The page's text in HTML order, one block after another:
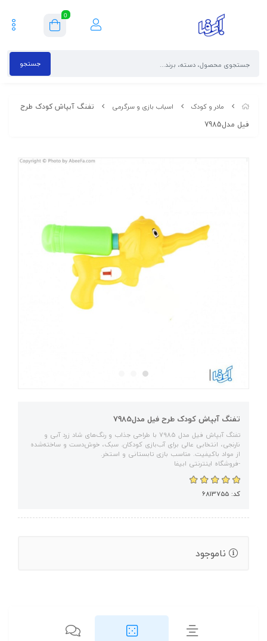
0
جستجو
مادر و کودک اسباب بازی و سرگرمی
تفنگ آبپاش کودک طرح
فیل مدل7985
تفنگ آبپاش کودک طرح فیل مدل7985
تفنگ آبپاش فیل مدل 7985 با طراحی جذاب و رنگ‌های شاد زرد آبی و
نارنجی، انتخابی عالی برای آب‌بازی کودکان. سبک، خوش‌دست و ساخته‌شده
از مواد باکیفیت. مناسب بازی تابستانی و استخر.
-فروشگاه اینترنتی ابیفا
کد: 6813755
ناموجود